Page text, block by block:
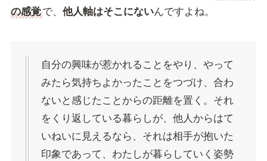
の感覚で、 他人軸はそこにないんですよね。
自分の興味が惹かれることをやり、やって
みたら気持ちよかったことをつづけ、合わ
ないと感じたことからの距離を置く。それ
をくり返している暮らしが、他人からはて
いねいに見えるなら、それは相手が抱いた
印象であって、わたしが暮らしていく姿勢